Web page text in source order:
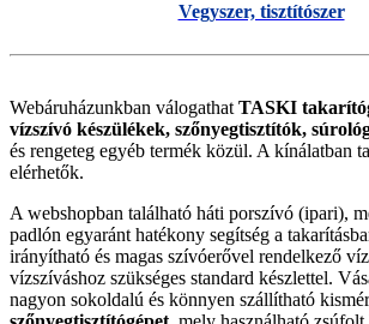
Vegyszer, tisztítószer
Webáruházunkban válogathat TASKI
vízszívó készülékek, szőnyegtisztítók,
és rengeteg egyéb termék közül. A kínálatban
elérhetők.
A webshopban található háti porszívó (ipari),
padlón egyaránt hatékony segítség a
irányítható és magas szívóerővel rendelkező
vízszíváshoz szükséges standard készlettel.
nagyon sokoldalú és könnyen szállítható